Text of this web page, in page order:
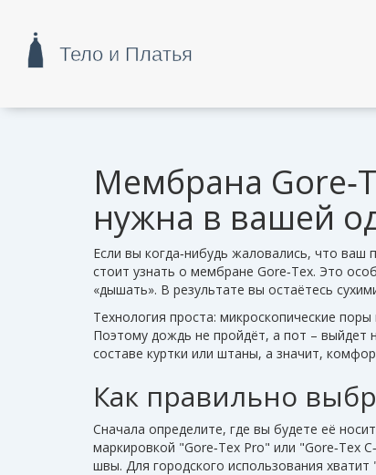
Мембрана
нужна в вашей
Если вы когда‑нибудь жаловались, что
стоит узнать о мембране Gore‑Tex. Это
«дышать». В результате вы остаётесь
Технология проста: микроскопические
Поэтому дождь не пройдёт, а пот – выйдет
составе куртки или штаны, а значит,
Как правильно
Сначала определите, где вы будете её
маркировкой "Gore‑Tex Pro" или "Gore‑Tex
швы. Для городского использования